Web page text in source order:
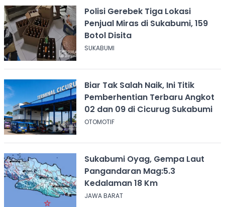
Polisi Gerebek Tiga Lokasi
Penjual Miras di Sukabumi, 159
Botol Disita
SUKABUMI
Biar Tak Salah Naik, Ini Titik
Pemberhentian Terbaru Angkot
02 dan 09 di Cicurug Sukabumi
OTOMOTIF
Sukabumi Oyag, Gempa Laut
Pangandaran Mag:5.3
Kedalaman 18 Km
JAWA BARAT